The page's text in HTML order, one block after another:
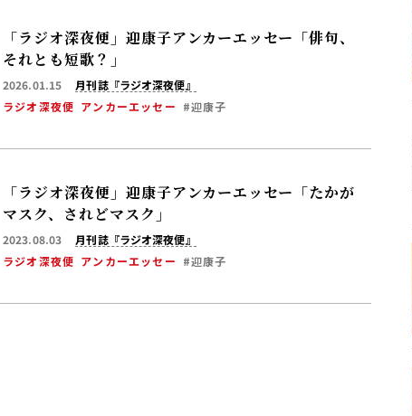
「ラジオ深夜便」迎康子アンカーエッセー「俳句、
それとも短歌？」
2026.01.15
月刊誌『ラジオ深夜便』
ラジオ深夜便 アンカーエッセー #迎康子
「ラジオ深夜便」迎康子アンカーエッセー「たかが
マスク、されどマスク」
2023.08.03
月刊誌『ラジオ深夜便』
ラジオ深夜便 アンカーエッセー #迎康子